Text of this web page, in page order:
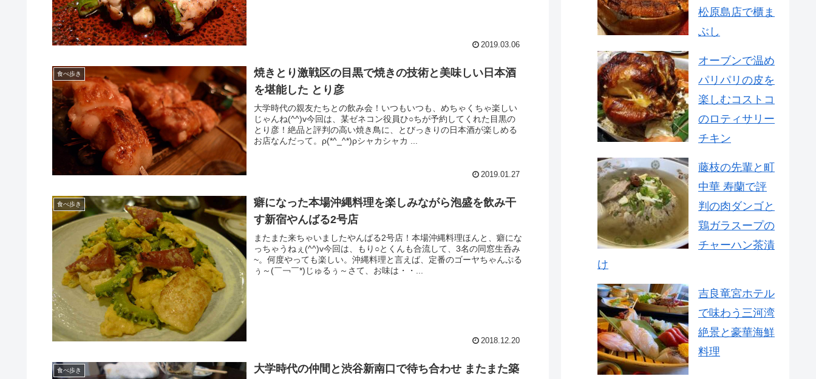
2019.03.06
食べ歩き
焼きとり激戦区の目黒で焼きの技術と美味しい日本酒
を堪能した とり彦
大学時代の親友たちとの飲み会！いつもいつも、めちゃくちゃ楽しい
じゃんね(^^)v今回は、某ゼネコン役員ひ○ちが予約してくれた目黒の
とり彦！絶品と評判の高い焼き鳥に、とびっきりの日本酒が楽しめる
お店なんだって。ρ(*^_^*)ρシャカシャカ ...
2019.01.27
食べ歩き
癖になった本場沖縄料理を楽しみながら泡盛を飲み干
す新宿やんばる2号店
またまた来ちゃいましたやんばる2号店！本場沖縄料理ほんと、癖にな
っちゃうねぇ(^^)v今回は、もり○とくんも合流して、3名の同窓生呑み
~。何度やっても楽しい。沖縄料理と言えば、定番のゴーヤちゃんぷる
ぅ～(￣￢￣*)じゅるぅ～さて、お味は・・...
2018.12.20
食べ歩き
大学時代の仲間と渋谷新南口で待ち合わせ またまた築
松原島店で櫃ま
ぶし
オーブンで温め
パリパリの皮を
楽しむコストコ
のロティサリー
チキン
藤枝の先輩と町
中華 寿蘭で評
判の肉ダンゴと
鶏ガラスープの
チャーハン茶漬
け
吉良竜宮ホテル
で味わう三河湾
絶景と豪華海鮮
料理